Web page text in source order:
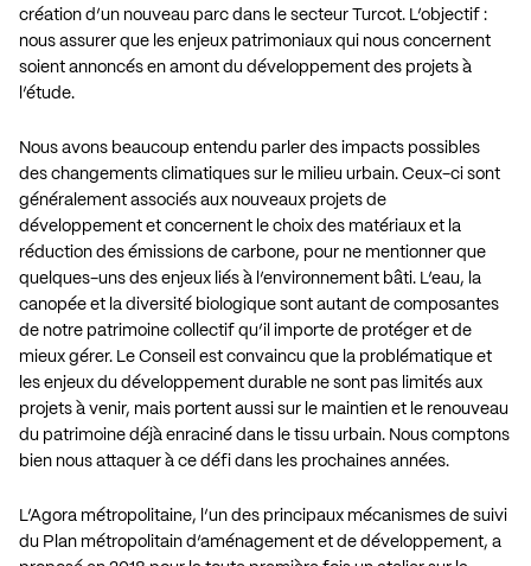
création d’un nouveau parc dans le secteur Turcot. L’objectif :
nous assurer que les enjeux patrimoniaux qui nous concernent
soient annoncés en amont du développement des projets à
l’étude.
Nous avons beaucoup entendu parler des impacts possibles
des changements climatiques sur le milieu urbain. Ceux-ci sont
généralement associés aux nouveaux projets de
développement et concernent le choix des matériaux et la
réduction des émissions de carbone, pour ne mentionner que
quelques-uns des enjeux liés à l’environnement bâti. L’eau, la
canopée et la diversité biologique sont autant de composantes
de notre patrimoine collectif qu’il importe de protéger et de
mieux gérer. Le Conseil est convaincu que la problématique et
les enjeux du développement durable ne sont pas limités aux
projets à venir, mais portent aussi sur le maintien et le renouveau
du patrimoine déjà enraciné dans le tissu urbain. Nous comptons
bien nous attaquer à ce défi dans les prochaines années.
L’Agora métropolitaine, l’un des principaux mécanismes de suivi
du Plan métropolitain d’aménagement et de développement, a